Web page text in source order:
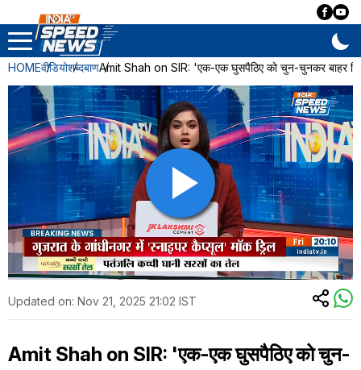
HOMEवीडियोशब्दबाणAmit Shah on SIR: 'एक-एक घुसपैठिए को चुन-चुनकर बाहर
Updated on: Nov 21, 2025 21:02 IST
Amit Shah on SIR: 'एक-एक घुसपैठिए को चुन-